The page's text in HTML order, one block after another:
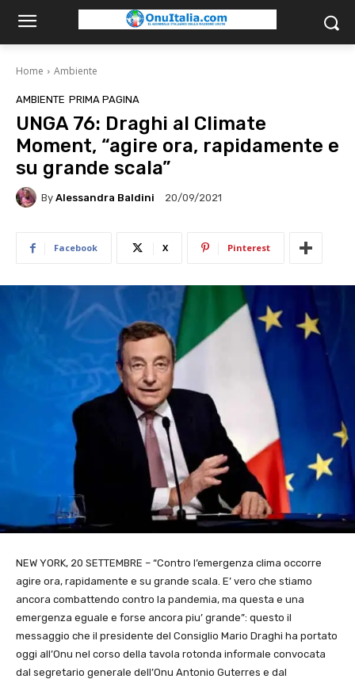
Home Ambiente
AMBIENTE PRIMA PAGINA
UNGA 76: Draghi al Climate
Moment, “agire ora, rapidamente e
su grande scala”
By Alessandra Baldini 20/09/2021
Facebook X Pinterest
NEW YORK, 20 SETTEMBRE – “Contro l’emergenza clima occorre
agire ora, rapidamente e su grande scala. E’ vero che stiamo
ancora combattendo contro la pandemia, ma questa e una
emergenza eguale e forse ancora piu’ grande”: questo il
messaggio che il presidente del Consiglio Mario Draghi ha portato
oggi all’Onu nel corso della tavola rotonda informale convocata
dal segretario generale dell’Onu Antonio Guterres e dal